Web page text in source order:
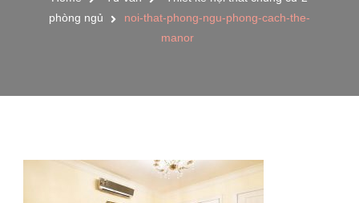
phòng ngủ
noi-that-phong-ngu-phong-cach-the-
manor